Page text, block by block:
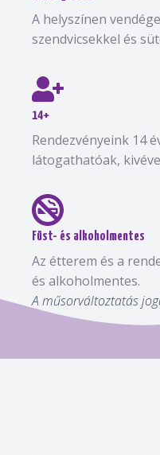
A helyszínen
szendvicsekkel és
14+
Rendezvényeink 14
látogathatóak,
Füst- és alkoholmentes
Az étterem és a
és alkoholmentes.
A műsorváltoztatás